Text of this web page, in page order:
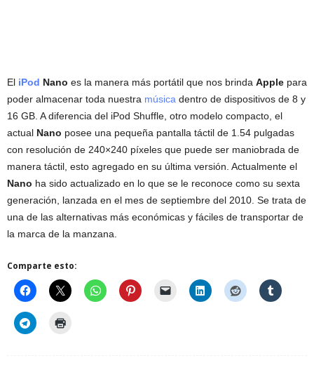
El iPod Nano es la manera más portátil que nos brinda Apple para
poder almacenar toda nuestra música dentro de dispositivos de 8 y
16 GB. A diferencia del iPod Shuffle, otro modelo compacto, el
actual Nano posee una pequeña pantalla táctil de 1.54 pulgadas
con resolución de 240×240 píxeles que puede ser maniobrada de
manera táctil, esto agregado en su última versión. Actualmente el
Nano ha sido actualizado en lo que se le reconoce como su sexta
generación, lanzada en el mes de septiembre del 2010. Se trata de
una de las alternativas más económicas y fáciles de transportar de
la marca de la manzana.
Comparte esto: